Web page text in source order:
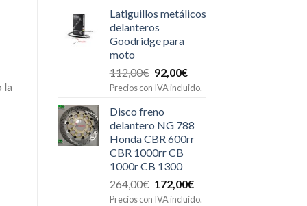
la
Latiguillos metálicos
delanteros
Goodridge para
moto
112,00€ El
precio
era:
112,00€.
92,00€El
precio
92,00€.
Precios con IVA incluido.
Disco freno
delantero NG 788
Honda CBR 600rr
CBR 1000rr CB
1000r CB 1300
264,00€ El
precio
172,00€El
precio
Precios con IVA incluido.